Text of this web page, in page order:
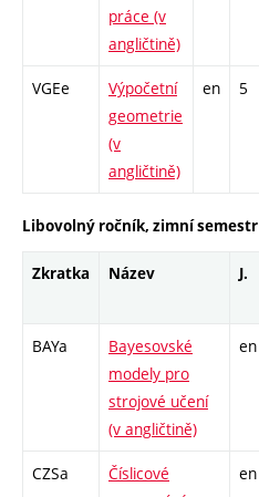
práce (v
angličtině)
VGEe
Výpočetní
geometrie
(v
angličtině)
en 5
Libovolný ročník, zimní semestr
Zkratka Název J.
BAYa
Bayesovské
modely pro
strojové učení
(v angličtině)
en
CZSa
Číslicové
en